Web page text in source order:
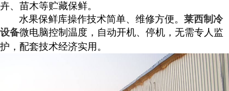
卉、苗木等贮藏保鲜。
水果保鲜库操作技术简单、维修方便。莱西制冷
设备微电脑控制温度，自动开机、停机，无需专人监
护，配套技术经济实用。